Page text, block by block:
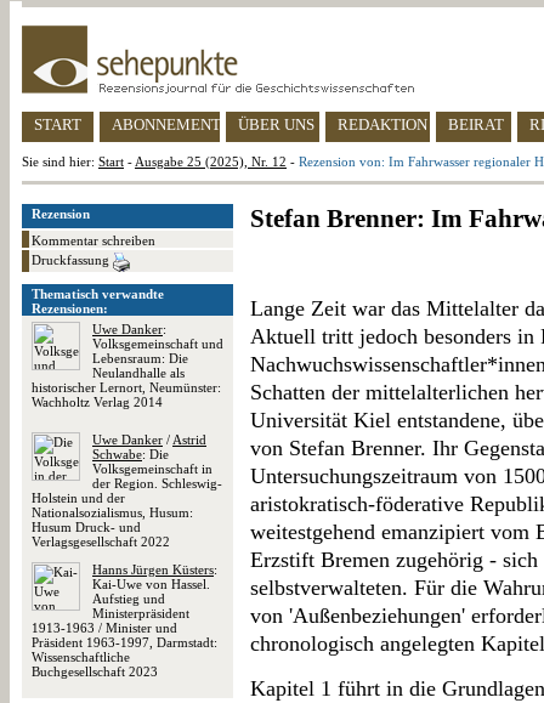
START ABONNEMENT ÜBER UNS REDAKTION BEIRAT
Sie sind hier: Start - Ausgabe 25 (2025), Nr. 12 - Rezension von: Im Fahrwasser regionaler
Rezension
Kommentar schreiben
Druckfassung
Thematisch verwandte
Rezensionen:
Uwe Danker:
Volksgemeinschaft und
Lebensraum: Die
Neulandhalle als
historischer Lernort, Neumünster:
Wachholtz Verlag 2014
Uwe Danker / Astrid
Schwabe: Die
Volksgemeinschaft in
der Region. Schleswig-
Holstein und der
Nationalsozialismus, Husum:
Husum Druck- und
Verlagsgesellschaft 2022
Hanns Jürgen Küsters:
Kai-Uwe von Hassel.
Aufstieg und
Ministerpräsident
1913-1963 / Minister und
Präsident 1963-1997, Darmstadt:
Wissenschaftliche
Buchgesellschaft 2023
Stefan Brenner: Im
Lange Zeit war das Mittelalter
Aktuell tritt jedoch besonders in
Schatten der mittelalterlichen
Universität Kiel entstandene,
von Stefan Brenner. Ihr
Untersuchungszeitraum von
aristokratisch-föderative
weitestgehend emanzipiert vom
Erzstift Bremen zugehörig -
selbstverwalteten. Für die
von 'Außenbeziehungen'
chronologisch angelegten
Kapitel 1 führt in die